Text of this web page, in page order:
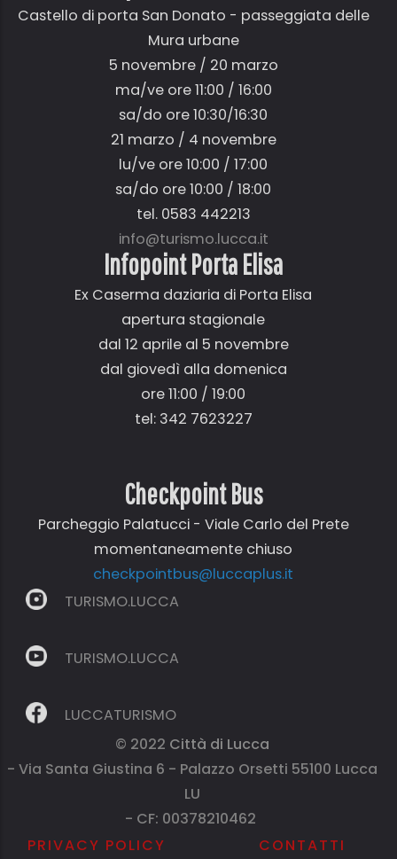
Castello di porta San Donato - passeggiata delle
Mura urbane
5 novembre / 20 marzo
ma/ve ore 11:00 / 16:00
sa/do ore 10:30/16:30
21 marzo / 4 novembre
lu/ve ore 10:00 / 17:00
sa/do ore 10:00 / 18:00
tel. 0583 442213
info@turismo.lucca.it
Infopoint Porta Elisa
Ex Caserma daziaria di Porta Elisa
apertura stagionale
dal 12 aprile al 5 novembre
dal giovedì alla domenica
ore 11:00 / 19:00
tel: 342 7623227
Checkpoint Bus
Parcheggio Palatucci - Viale Carlo del Prete
momentaneamente chiuso
checkpointbus@luccaplus.it
TURISMO.LUCCA
TURISMO.LUCCA
LUCCATURISMO
© 2022 Città di Lucca
- Via Santa Giustina 6 - Palazzo Orsetti 55100 Lucca
LU
- CF: 00378210462
PRIVACY POLICY
CONTATTI